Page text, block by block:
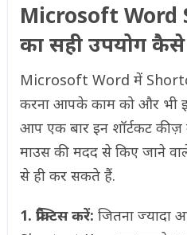
Microsoft Word
का सही उपयोग
Microsoft Word में
करना आपके काम को और भी
आप एक बार इन शॉर्टकट
माउस की मदद से किए जाने
से ही कर सकते हैं.
1. प्रैक्टिस करें: जितना